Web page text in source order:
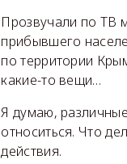
Прозвучали по ТВ
прибывшего
по территории
какие-то вещи…
Я думаю,
относиться. Что
действия.